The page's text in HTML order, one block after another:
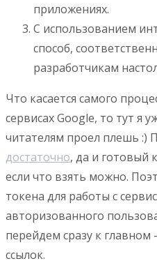
приложениях.
С использованием
способ,
разработчикам
Что касается самого
сервисах Google, то тут я
читателям проел плешь :)
достаточно, да и готовый
если что взять можно.
токена для работы с
авторизованного
перейдем сразу к главном
ссылок.